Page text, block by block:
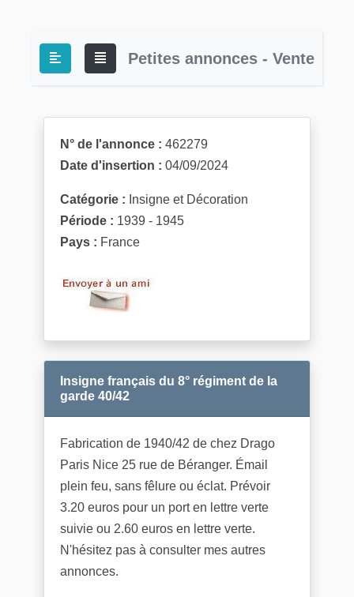
Petites annonces - Vente
N° de l'annonce : 462279
Date d'insertion : 04/09/2024
Catégorie : Insigne et Décoration
Période : 1939 - 1945
Pays : France
Insigne français du 8° régiment de la
garde 40/42
Fabrication de 1940/42 de chez Drago
Paris Nice 25 rue de Béranger. Émail
plein feu, sans fêlure ou éclat. Prévoir
3.20 euros pour un port en lettre verte
suivie ou 2.60 euros en lettre verte.
N'hésitez pas à consulter mes autres
annonces.